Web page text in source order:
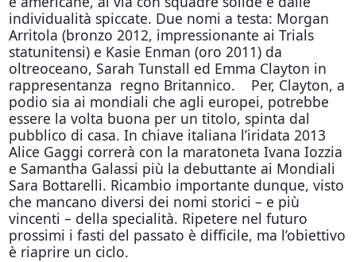
individualità spiccate. Due nomi a testa: Morgan
Arritola (bronzo 2012, impressionante ai Trials
statunitensi) e Kasie Enman (oro 2011) da
oltreoceano, Sarah Tunstall ed Emma Clayton in
rappresentanza regno Britannico. Per, Clayton, a
podio sia ai mondiali che agli europei, potrebbe
essere la volta buona per un titolo, spinta dal
pubblico di casa. In chiave italiana l’iridata 2013
Alice Gaggi correrà con la maratoneta Ivana Iozzia
e Samantha Galassi più la debuttante ai Mondiali
Sara Bottarelli. Ricambio importante dunque, visto
che mancano diversi dei nomi storici – e più
vincenti – della specialità. Ripetere nel futuro
prossimi i fasti del passato è difficile, ma l’obiettivo
è riaprire un ciclo.